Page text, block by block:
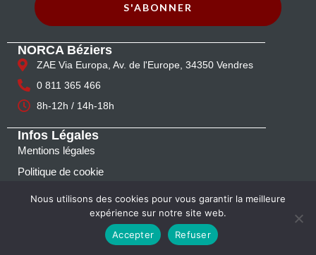
S'ABONNER
NORCA Béziers
ZAE Via Europa, Av. de l'Europe, 34350 Vendres
0 811 365 466
8h-12h / 14h-18h
Infos Légales
Mentions légales
Politique de cookie
Nous contacter
Nous utilisons des cookies pour vous garantir la meilleure
expérience sur notre site web.
Accepter
Refuser